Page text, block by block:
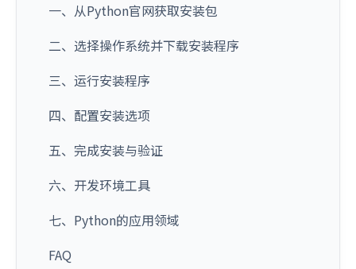
一、从Python官网获取安装包
二、选择操作系统并下载安装程序
三、运行安装程序
四、配置安装选项
五、完成安装与验证
六、开发环境工具
七、Python的应用领域
FAQ